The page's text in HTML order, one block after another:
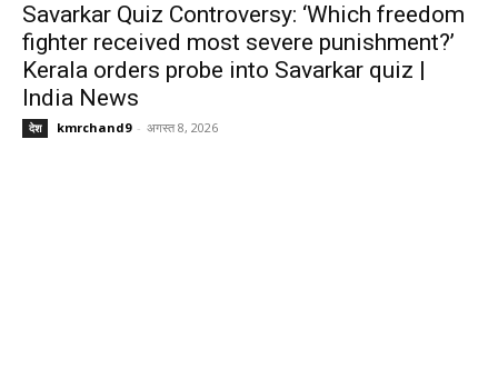
Savarkar Quiz Controversy: ‘Which freedom
fighter received most severe punishment?’
Kerala orders probe into Savarkar quiz |
India News
देश kmrchand9 - अगस्त 8, 2026